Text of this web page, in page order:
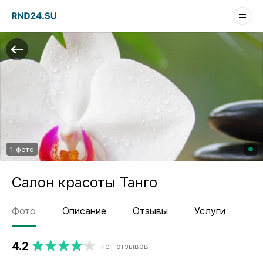
Салон красоты Танго
Фото Описание Отзывы Услуги
4.2 нет отзывов
1 фото